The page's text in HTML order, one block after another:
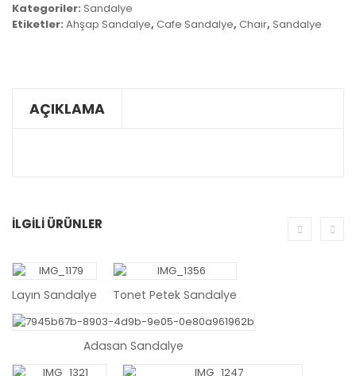
Kategoriler: Sandalye
Etiketler: Ahşap Sandalye, Cafe Sandalye, Chair, Sandalye
AÇIKLAMA
İLGILI ÜRÜNLER
Layın Sandalye
SEPETE EKLE
Tonet Petek Sandalye
Adasan Sandalye
SEPETE EKLE